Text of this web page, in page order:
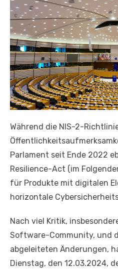
Während die NIS-2-
Parlament seit Ende 2022
Resilience-Act (im
für Produkte mit digitalen
horizontale
Nach viel Kritik,
Software-Community, und
abgeleiteten Änderungen,
Dienstag, den 12.03.2024,